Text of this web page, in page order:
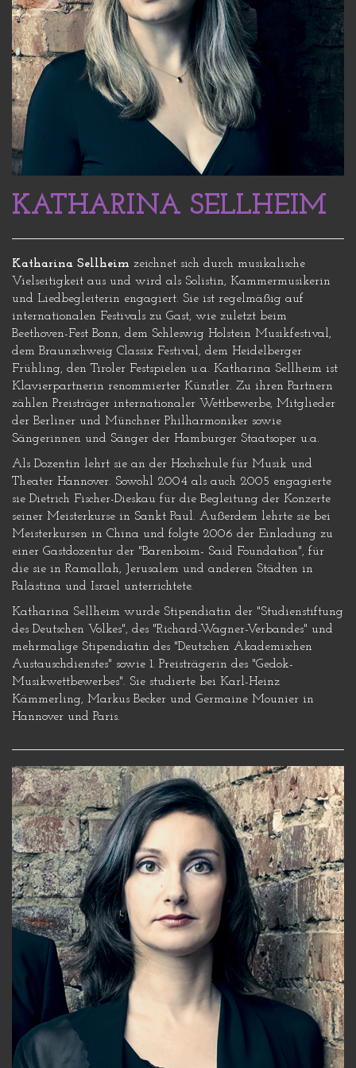
KATHARINA SELLHEIM
Katharina Sellheim zeichnet sich durch musikalische
Vielseitigkeit aus und wird als Solistin, Kammermusikerin
und Liedbegleiterin engagiert. Sie ist regelmäßig auf
internationalen Festivals zu Gast, wie zuletzt beim
Beethoven-Fest Bonn, dem Schleswig Holstein Musikfestival,
dem Braunschweig Classix Festival, dem Heidelberger
Frühling, den Tiroler Festspielen u.a. Katharina Sellheim ist
Klavierpartnerin renommierter Künstler. Zu ihren Partnern
zählen Preisträger internationaler Wettbewerbe, Mitglieder
der Berliner und Münchner Philharmoniker sowie
Sängerinnen und Sänger der Hamburger Staatsoper u.a.
Als Dozentin lehrt sie an der Hochschule für Musik und
Theater Hannover. Sowohl 2004 als auch 2005 engagierte
sie Dietrich Fischer-Dieskau für die Begleitung der Konzerte
seiner Meisterkurse in Sankt Paul. Außerdem lehrte sie bei
Meisterkursen in China und folgte 2006 der Einladung zu
einer Gastdozentur der "Barenboim- Said Foundation", für
die sie in Ramallah, Jerusalem und anderen Städten in
Palästina und Israel unterrichtete.
Katharina Sellheim wurde Stipendiatin der "Studienstiftung
des Deutschen Volkes", des "Richard-Wagner-Verbandes" und
mehrmalige Stipendiatin des "Deutschen Akademischen
Austauschdienstes" sowie 1. Preisträgerin des "Gedok-
Musikwettbewerbes". Sie studierte bei Karl-Heinz
Kämmerling, Markus Becker und Germaine Mounier in
Hannover und Paris.